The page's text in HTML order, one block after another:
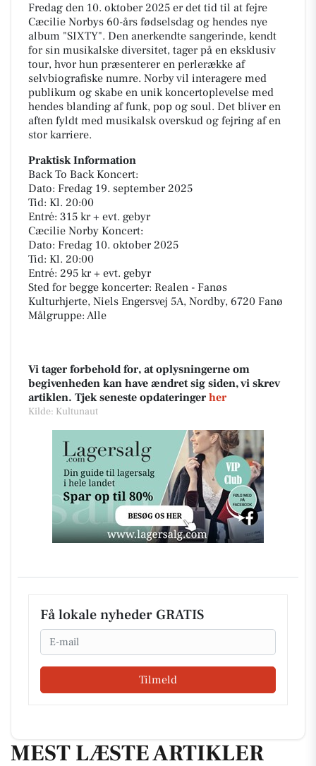
Fredag den 10. oktober 2025 er det tid til at fejre
Cæcilie Norbys 60-års fødselsdag og hendes nye
album "SIXTY". Den anerkendte sangerinde, kendt
for sin musikalske diversitet, tager på en eksklusiv
tour, hvor hun præsenterer en perlerække af
selvbiografiske numre. Norby vil interagere med
publikum og skabe en unik koncertoplevelse med
hendes blanding af funk, pop og soul. Det bliver en
aften fyldt med musikalsk overskud og fejring af en
stor karriere.
Praktisk Information
Back To Back Koncert:
Dato: Fredag 19. september 2025
Tid: Kl. 20:00
Entré: 315 kr + evt. gebyr
Cæcilie Norby Koncert:
Dato: Fredag 10. oktober 2025
Tid: Kl. 20:00
Entré: 295 kr + evt. gebyr
Sted for begge koncerter: Realen - Fanøs
Kulturhjerte, Niels Engersvej 5A, Nordby, 6720 Fanø
Målgruppe: Alle
Vi tager forbehold for, at oplysningerne om
begivenheden kan have ændret sig siden, vi skrev
artiklen. Tjek seneste opdateringer her
Kilde: Kultunaut
Få lokale nyheder GRATIS
Email
Tilmeld
MEST LÆSTE ARTIKLER